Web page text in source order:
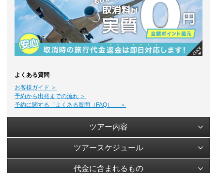
よくある質問
お客様ガイド ＞
予約から出発までの流れ ＞
予約に関する「よくある質問（FAQ）」 ＞
ツアー内容
ツアースケジュール
代金に含まれるもの